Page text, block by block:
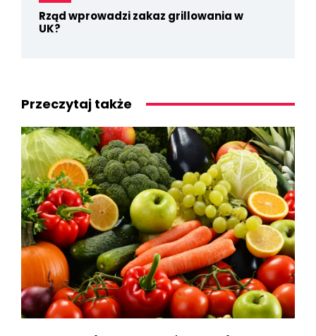
Rząd wprowadzi zakaz grillowania w
UK?
Przeczytaj także